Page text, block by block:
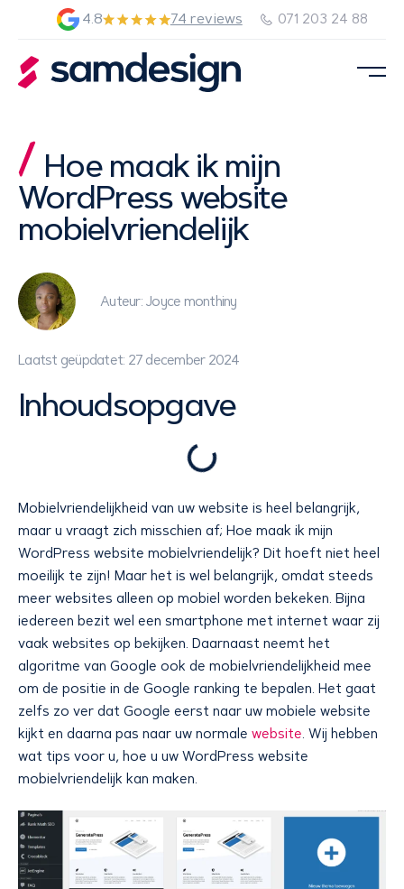
4.8 74 reviews 071 203 24 88
Hoe maak ik mijn
WordPress website
mobielvriendelijk
Auteur: Joyce monthiny
Laatst geüpdatet: 27 december 2024
Inhoudsopgave
Mobielvriendelijkheid van uw website is heel belangrijk,
maar u vraagt zich misschien af; Hoe maak ik mijn
WordPress website mobielvriendelijk? Dit hoeft niet heel
moeilijk te zijn! Maar het is wel belangrijk, omdat steeds
meer websites alleen op mobiel worden bekeken. Bijna
iedereen bezit wel een smartphone met internet waar zij
vaak websites op bekijken. Daarnaast neemt het
algoritme van Google ook de mobielvriendelijkheid mee
om de positie in de Google ranking te bepalen. Het gaat
zelfs zo ver dat Google eerst naar uw mobiele website
kijkt en daarna pas naar uw normale website. Wij hebben
wat tips voor u, hoe u uw WordPress website
mobielvriendelijk kan maken.